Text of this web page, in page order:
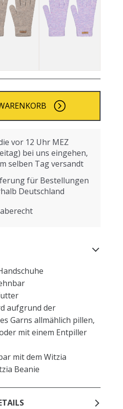
vor 12 Uhr MEZ
bei uns eingehen,
selben Tag versandt
für Bestellungen
Deutschland
aufgrund der
Garns allmählich pillen,
mit einem Entpiller
mit dem Witzia
Beanie